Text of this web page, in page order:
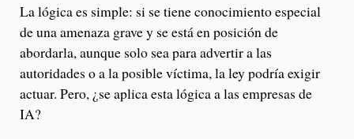
La lógica es simple: si se tiene conocimiento especial
de una amenaza grave y se está en posición de
abordarla, aunque solo sea para advertir a las
autoridades o a la posible víctima, la ley podría exigir
actuar. Pero, ¿se aplica esta lógica a las empresas de
IA?